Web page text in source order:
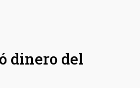
dinero del